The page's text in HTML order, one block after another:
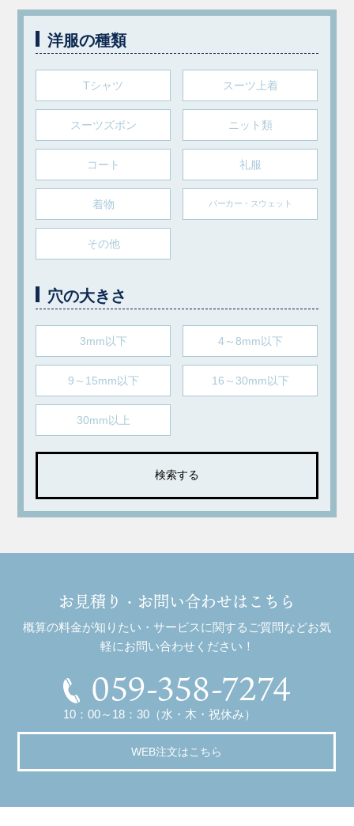
洋服の種類
Tシャツ スーツ上着
スーツズボン ニット類
コート 礼服
着物 パーカー・スウェット
その他
穴の大きさ
3mm以下 4～8mm以下
9～15mm以下 16～30mm以下
30mm以上
お見積り・お問い合わせはこちら
概算の料金が知りたい・サービスに関するご質問などお気
軽にお問い合わせください！
059-358-7274
10：00～18：30（水・木・祝休み）
WEB注文はこちら